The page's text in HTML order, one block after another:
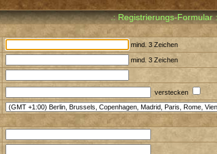
.: Registrierungs-Formular
mind. 3 Zeichen
mind. 3 Zeichen
verstecken